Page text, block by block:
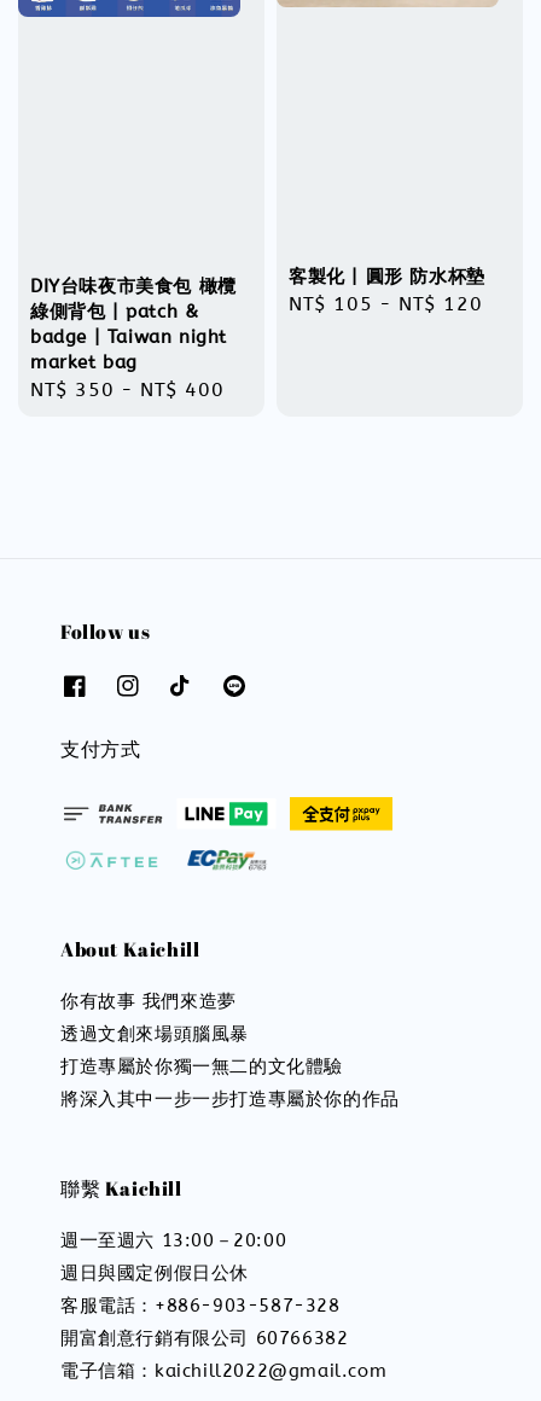
DIY台味夜市美食包 橄欖
綠側背包 | patch &
badge | Taiwan night
market bag
Regular
NT$ 350 - NT$ 400
客製化 | 圓形 防水杯墊
Regular
NT$ 105 - NT$ 120
Follow us
支付方式
About Kaichill
你有故事 我們來造夢
透過文創來場頭腦風暴
打造專屬於你獨一無二的文化體驗
將深入其中一步一步打造專屬於你的作品
聯繫 Kaichill
週一至週六 13:00－20:00
週日與國定例假日公休
客服電話：+886-903-587-328
開富創意行銷有限公司 60766382
電子信箱：kaichill2022@gmail.com